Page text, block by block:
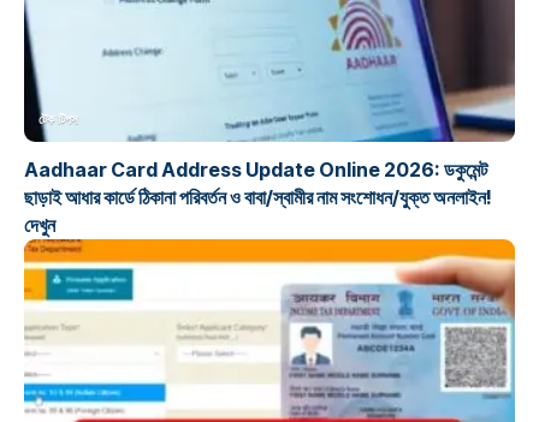
টেক টিপস
Aadhaar Card Address Update Online 2026: ডকুমেন্ট
ছাড়াই আধার কার্ডে ঠিকানা পরিবর্তন ও বাবা/স্বামীর নাম সংশোধন/যুক্ত অনলাইন!
দেখুন